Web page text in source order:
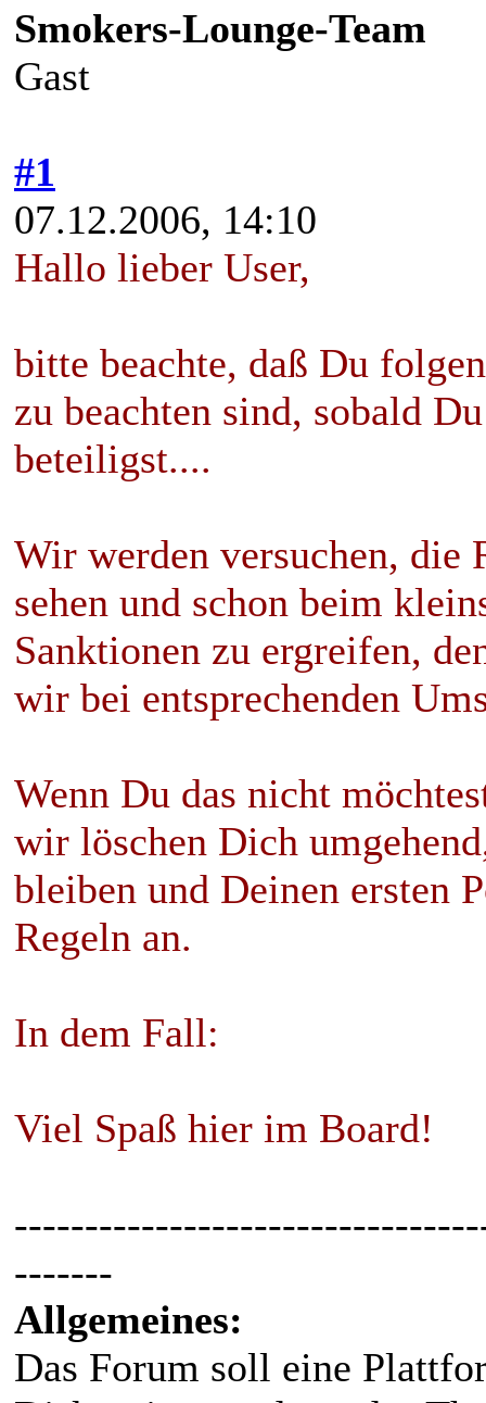
Smokers-Lounge-Team
Gast
#1
07.12.2006, 14:10
Hallo lieber User,
bitte beachte, daß Du
zu beachten sind, sobald
beteiligst....
Wir werden versuchen, die
sehen und schon beim
Sanktionen zu ergreifen,
wir bei entsprechenden
Wenn Du das nicht
wir löschen Dich
bleiben und Deinen ersten
Regeln an.
In dem Fall:
Viel Spaß hier im Board!
-------
Allgemeines:
Das Forum soll eine